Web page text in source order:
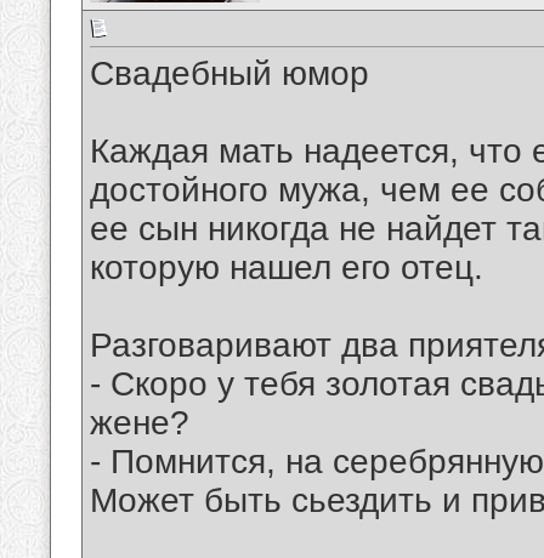
Свадебный юмор
Каждая мать надеется, что
достойного мужа, чем ее
ее сын никогда не найдет
которую нашел его отец.
Разговаривают два
- Скоро у тебя золотая
жене?
- Помнится, на
Может быть сьездить и